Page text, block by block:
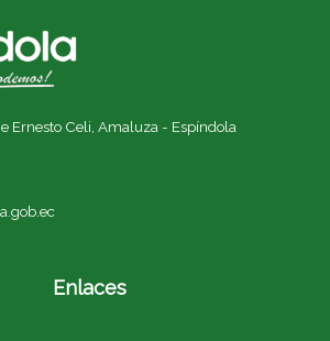
Ernesto Celi, Amaluza - Espíndola
Enlaces